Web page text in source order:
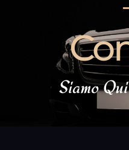
Siamo